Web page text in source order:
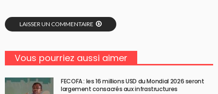
LAISSER UN COMMENTAIRE
Vous pourriez aussi aimer
FECOFA : les 16 millions USD du Mondial 2026 seront
largement consacrés aux infrastructures